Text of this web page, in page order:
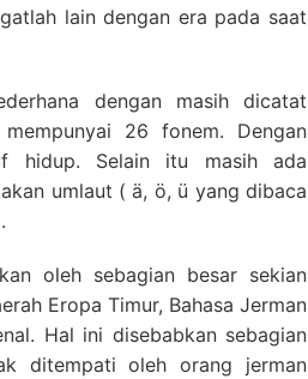
lain dengan era pada saat
dengan masih dicatat
26 fonem. Dengan
hidup. Selain itu masih ada
umlaut ( ä, ö, ü yang dibaca
oleh sebagian besar sekian
Eropa Timur, Bahasa Jerman
Hal ini disebabkan sebagian
ditempati oleh orang jerman